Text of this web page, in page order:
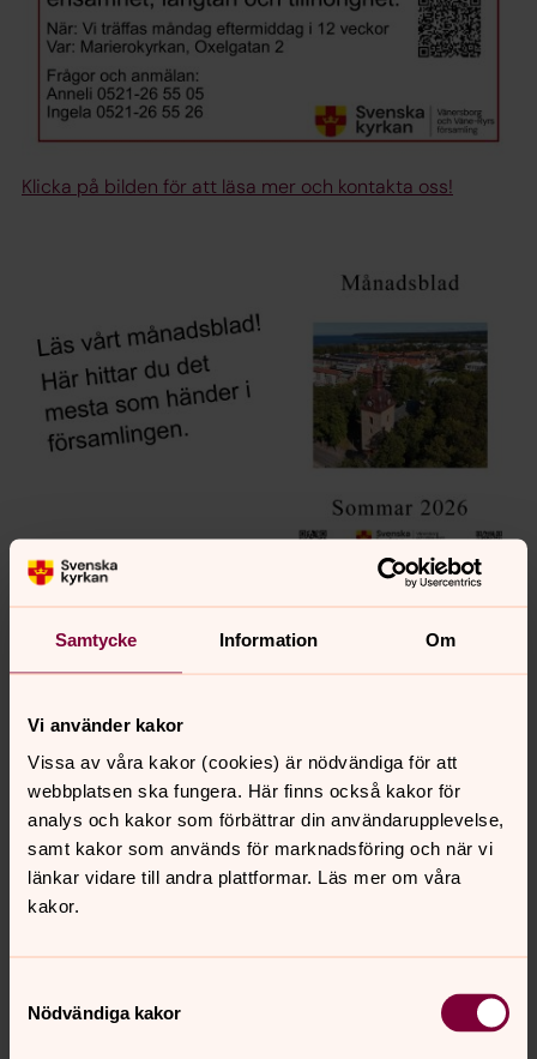
Samtycke Information Om
Vi använder kakor
Vissa av våra kakor (cookies) är nödvändiga för att
webbplatsen ska fungera. Här finns också kakor för
analys och kakor som förbättrar din användarupplevelse,
samt kakor som används för marknadsföring och när vi
länkar vidare till andra plattformar. Läs mer om våra
kakor.
Nödvändiga kakor
Klicka på bilden för att läsa mer och kontakta oss!
Vill du läsa månadsbladet på webben kan du göra det
Prenumerera på månadsbladet
Här kan du anmäla dig för en
prenumerations på Månadsbladet i
kommer till när du klickar på knappen här
nedan så missar du inte när ett nytt